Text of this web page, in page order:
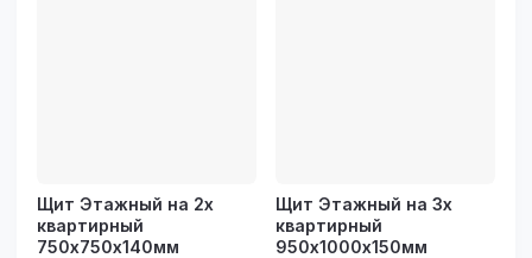
Щит Этажный на 2x
квартирный
750х750х140мм
Щит Этажный на 3x
квартирный
950х1000х150мм